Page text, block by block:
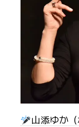
山添ゆか（